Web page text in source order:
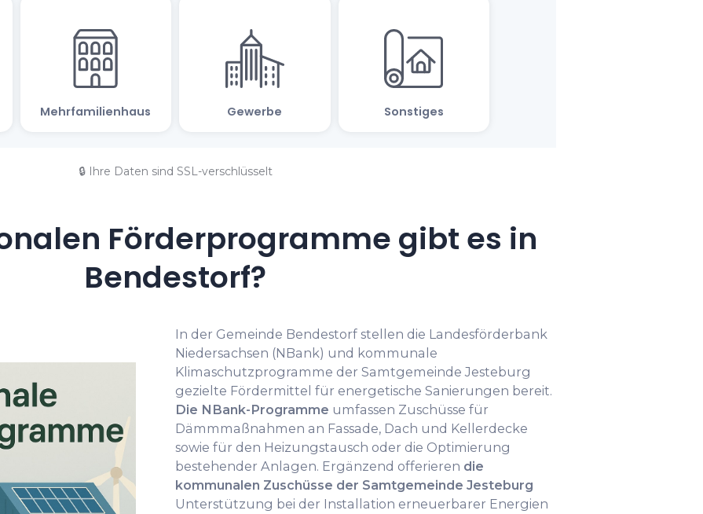
🔒 Ihre Daten sind SSL-verschlüsselt
Förderprogramme gibt es in
Bendestorf?
In der Gemeinde Bendestorf stellen die Landesförderbank
Niedersachsen (NBank) und kommunale
Klimaschutzprogramme der Samtgemeinde Jesteburg
gezielte Fördermittel für energetische Sanierungen bereit.
Die NBank-Programme umfassen Zuschüsse für
Dämmmaßnahmen an Fassade, Dach und Kellerdecke
sowie für den Heizungstausch oder die Optimierung
bestehender Anlagen. Ergänzend offerieren die
kommunalen Zuschüsse der Samtgemeinde Jesteburg
Unterstützung bei der Installation erneuerbarer Energien